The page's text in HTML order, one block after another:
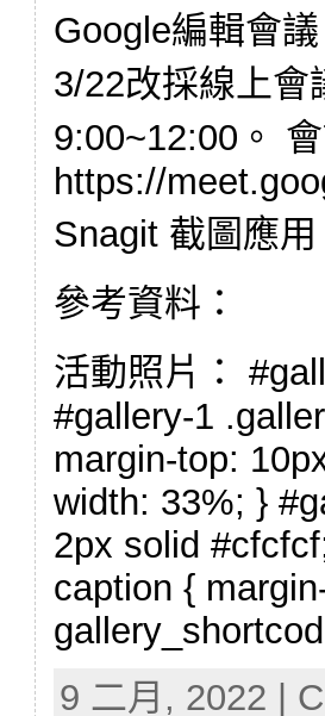
Google編輯會
3/22改採線上會
9:00~12:00。
https://
Snagit 截圖應用
參考資料：
活動照片：
#gallery-1
margin-top:
width: 33%; }
2px solid
caption {
9 二月, 2022 |